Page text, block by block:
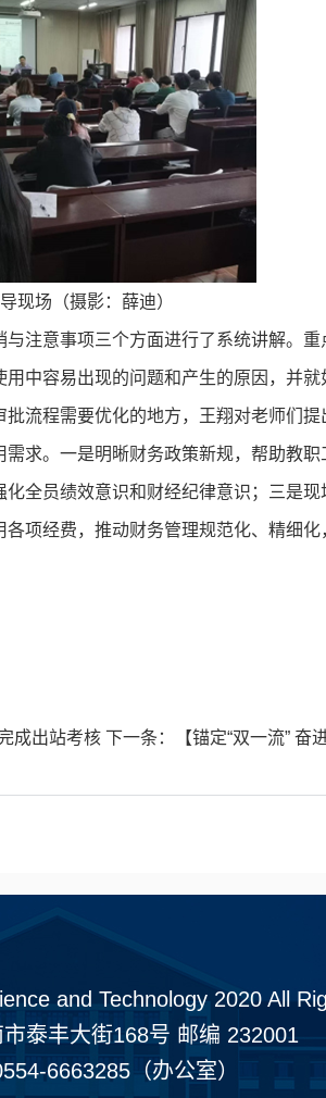
现场（摄影：薛迪）
意事项三个方面进行了系统讲解。重
中容易出现的问题和产生的原因，并
流程需要优化的地方，王翔对老师们
。一是明晰财务政策新规，帮助教职
全员绩效意识和财经纪律意识；三是
项经费，推动财务管理规范化、精细
成出站考核 下一条： 【锚定“双一流”
and Technology 2020 All
泰丰大街168号 邮编 232001
6663285（办公室）